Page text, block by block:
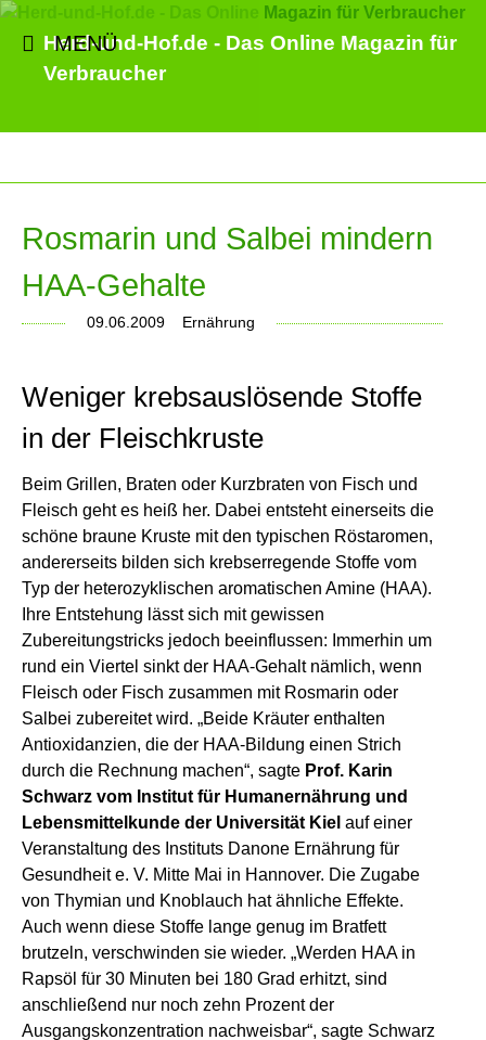
Herd-und-Hof.de - Das Online Magazin für
Verbraucher
MENÜ
Rosmarin und Salbei mindern
HAA-Gehalte
09.06.2009 Ernährung
Weniger krebsauslösende Stoffe
in der Fleischkruste
Beim Grillen, Braten oder Kurzbraten von Fisch und
Fleisch geht es heiß her. Dabei entsteht einerseits die
schöne braune Kruste mit den typischen Röstaromen,
andererseits bilden sich krebserregende Stoffe vom
Typ der heterozyklischen aromatischen Amine (HAA).
Ihre Entstehung lässt sich mit gewissen
Zubereitungstricks jedoch beeinflussen: Immerhin um
rund ein Viertel sinkt der HAA-Gehalt nämlich, wenn
Fleisch oder Fisch zusammen mit Rosmarin oder
Salbei zubereitet wird. „Beide Kräuter enthalten
Antioxidanzien, die der HAA-Bildung einen Strich
durch die Rechnung machen“, sagte Prof. Karin
Schwarz vom Institut für Humanernährung und
Lebensmittelkunde der Universität Kiel auf einer
Veranstaltung des Instituts Danone Ernährung für
Gesundheit e. V. Mitte Mai in Hannover. Die Zugabe
von Thymian und Knoblauch hat ähnliche Effekte.
Auch wenn diese Stoffe lange genug im Bratfett
brutzeln, verschwinden sie wieder. „Werden HAA in
Rapsöl für 30 Minuten bei 180 Grad erhitzt, sind
anschließend nur noch zehn Prozent der
Ausgangskonzentration nachweisbar“, sagte Schwarz